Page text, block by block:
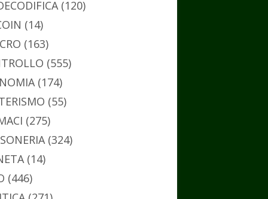
(120)
(14)
(163)
(555)
(174)
(55)
(275)
(324)
(14)
(446)